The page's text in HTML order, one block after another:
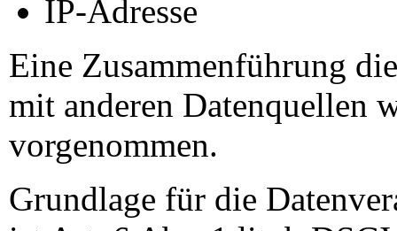
IP-Adresse
Eine Zusammenführung
mit anderen Datenquellen
vorgenommen.
Grundlage für die